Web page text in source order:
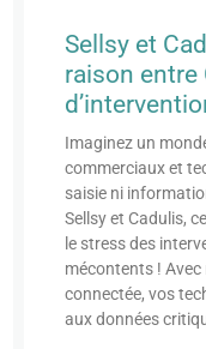
Sellsy et
raison entre
Imaginez un
commerciaux et
saisie ni
Sellsy et Cadulis,
le stress des
mécontents !
connectée, vos
aux données